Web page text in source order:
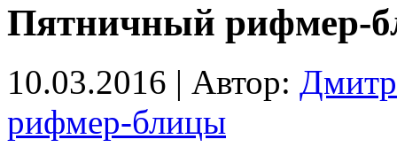
Пятничный рифмер-
10.03.2016 | Автор:
рифмер-блицы